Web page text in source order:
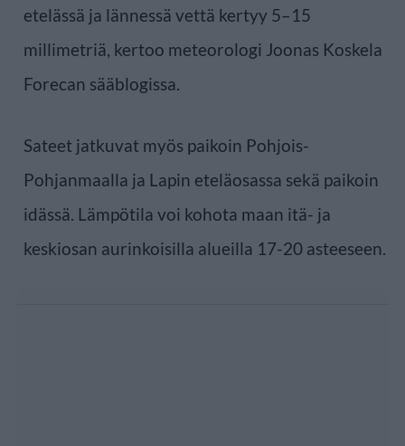
etelässä ja lännessä vettä kertyy 5–15
millimetriä, kertoo meteorologi Joonas Koskela
Forecan sääblogissa.
Sateet jatkuvat myös paikoin Pohjois-
Pohjanmaalla ja Lapin eteläosassa sekä paikoin
idässä. Lämpötila voi kohota maan itä- ja
keskiosan aurinkoisilla alueilla 17-20 asteeseen.